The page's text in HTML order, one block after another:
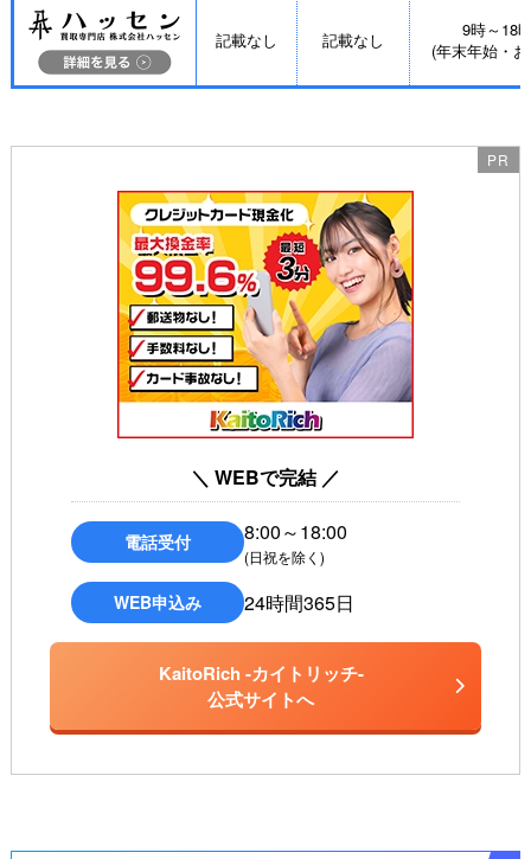
記載なし 記載なし
9時～18
(年末年始・
＼ WEBで完結 ／
電話受付 8:00～18:00
(日祝を除く)
WEB申込み 24時間365日
KaitoRich -カイトリッチ-
公式サイトへ